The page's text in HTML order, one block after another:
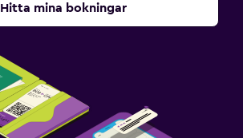
Hitta mina bokningar